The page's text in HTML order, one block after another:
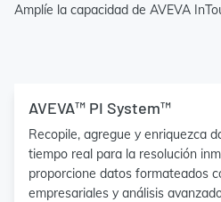
Amplíe la capacidad de AVEVA
AVEVA™ PI System™
Recopile, agregue y enriquezca
tiempo real para la resolución
proporcione datos formateados
empresariales y análisis